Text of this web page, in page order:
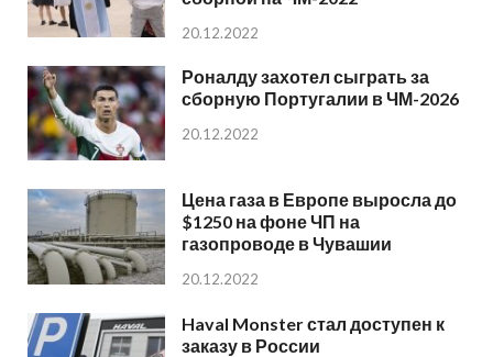
20.12.2022
Роналду захотел сыграть за
сборную Португалии в ЧМ-2026
20.12.2022
Цена газа в Европе выросла до
$1250 на фоне ЧП на
газопроводе в Чувашии
20.12.2022
Haval Monster стал доступен к
заказу в России